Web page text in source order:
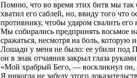
Помню, что во время этих битв мы так
хватил его саблей, но, ввиду того
противнику, чтобы ударом свалить его
Мы собирались предпринять восьмое
сражаться, несмотря на боль, которую
Лошади у меня не было: ее убили под
он в знак отчаяния закрыл глаза
«Мой храбрый Бего, — воскликнул он,
Я никогда не забуду этого